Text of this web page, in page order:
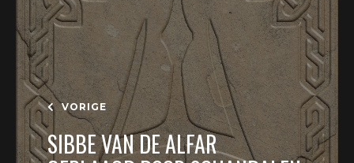
VORIGE
SIBBE VAN DE ALFAR